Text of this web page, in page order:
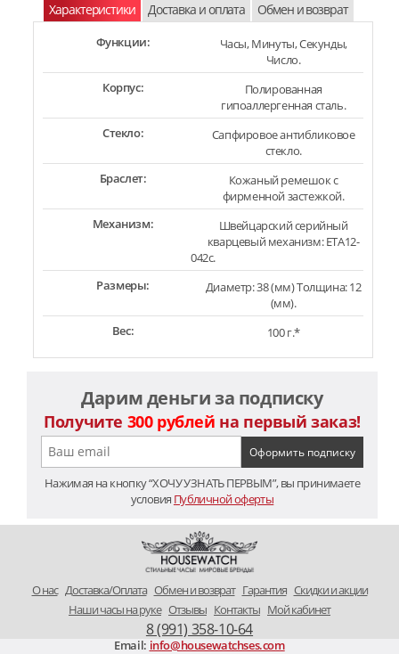
Характеристики Доставка и оплата Обмен и возврат
Функции:
Часы, Минуты, Секунды,
Число.
Корпус:
Полированная
гипоаллергенная сталь.
Стекло:
Сапфировое антибликовое
стекло.
Браслет:
Кожаный ремешок с
фирменной застежкой.
Механизм:
Швейцарский серийный
кварцевый механизм: ETA12-
042c.
Размеры:
Диаметр: 38 (мм) Толщина: 12
(мм).
Вес:
100 г.*
Дарим деньги за подписку
Получите 300 рублей на первый заказ!
Нажимая на кнопку “ХОЧУ УЗНАТЬ ПЕРВЫМ”, вы принимаете
условия Публичной оферты
O нас Доставка/Оплата Обмен и возврат Гарантия Скидки и акции
Наши часы на руке Отзывы Контакты Мой кабинет
8 (991) 358-10-64
Email: info@housewatchses.com